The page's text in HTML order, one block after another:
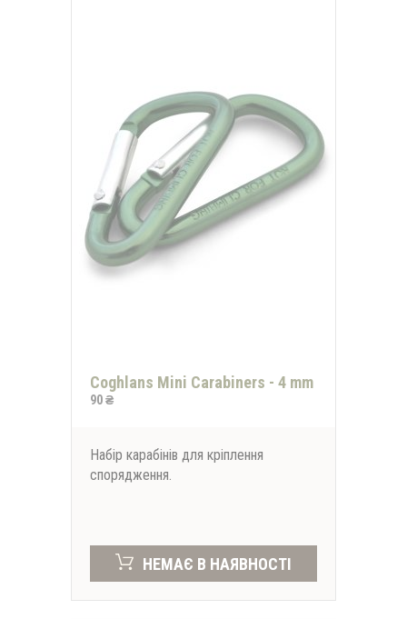
Coghlans Mini Carabiners - 4 mm
90 ₴
Набір карабінів для кріплення
спорядження.
НЕМАЄ В НАЯВНОСТІ